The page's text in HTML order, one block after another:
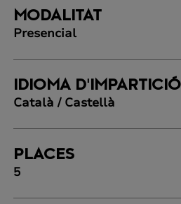
MODALITAT
Presencial
IDIOMA D'IMPARTICIÓ
Català / Castellà
PLACES
5